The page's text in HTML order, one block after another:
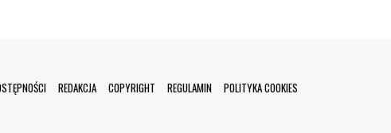
REDAKCJA COPYRIGHT REGULAMIN POLITYKA COOKIES